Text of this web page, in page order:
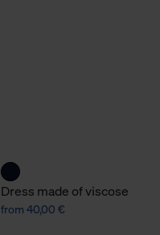
Dress made of viscose
from 40,00 €